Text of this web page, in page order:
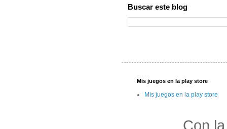
Buscar este blog
Mis juegos en la play store
Mis juegos en la play store
Con